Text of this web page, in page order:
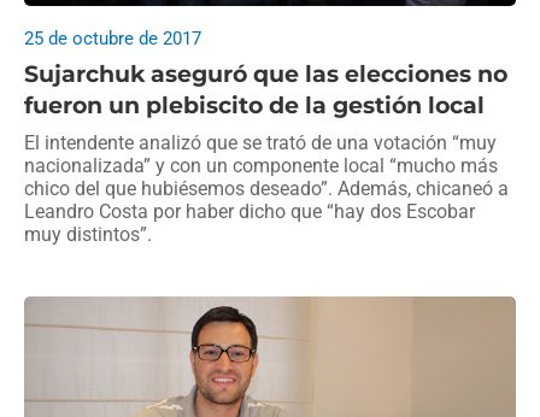
Sujarchuk aseguró que las elecciones no
fueron un plebiscito de la gestión local
25 de octubre de 2017
El intendente analizó que se trató de una votación “muy
nacionalizada” y con un componente local “mucho más
chico del que hubiésemos deseado”. Además, chicaneó a
Leandro Costa por haber dicho que “hay dos Escobar
muy distintos”.